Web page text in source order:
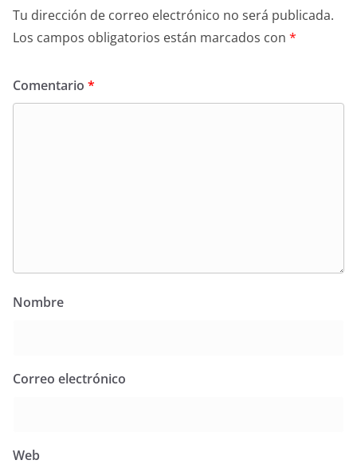
Tu dirección de correo electrónico no será publicada.
Los campos obligatorios están marcados con *
Comentario *
Nombre
Correo electrónico
Web